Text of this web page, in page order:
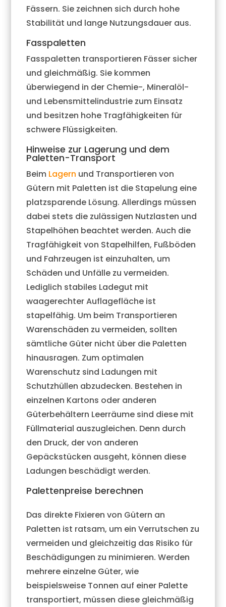
Fässern. Sie zeichnen sich durch hohe
Stabilität und lange Nutzungsdauer aus.
Fasspaletten
Fasspaletten transportieren Fässer sicher
und gleichmäßig. Sie kommen
überwiegend in der Chemie-, Mineralöl-
und Lebensmittelindustrie zum Einsatz
und besitzen hohe Tragfähigkeiten für
schwere Flüssigkeiten.
Hinweise zur Lagerung und dem
Paletten-Transport
Beim Lagern und Transportieren von
Gütern mit Paletten ist die Stapelung eine
platzsparende Lösung. Allerdings müssen
dabei stets die zulässigen Nutzlasten und
Stapelhöhen beachtet werden. Auch die
Tragfähigkeit von Stapelhilfen, Fußböden
und Fahrzeugen ist einzuhalten, um
Schäden und Unfälle zu vermeiden.
Lediglich stabiles Ladegut mit
waagerechter Auflagefläche ist
stapelfähig. Um beim Transportieren
Warenschäden zu vermeiden, sollten
sämtliche Güter nicht über die Paletten
hinausragen. Zum optimalen
Warenschutz sind Ladungen mit
Schutzhüllen abzudecken. Bestehen in
einzelnen Kartons oder anderen
Güterbehältern Leerräume sind diese mit
Füllmaterial auszugleichen. Denn durch
den Druck, der von anderen
Gepäckstücken ausgeht, können diese
Ladungen beschädigt werden.
Palettenpreise berechnen
Das direkte Fixieren von Gütern an
Paletten ist ratsam, um ein Verrutschen zu
vermeiden und gleichzeitig das Risiko für
Beschädigungen zu minimieren. Werden
mehrere einzelne Güter, wie
beispielsweise Tonnen auf einer Palette
transportiert, müssen diese gleichmäßig